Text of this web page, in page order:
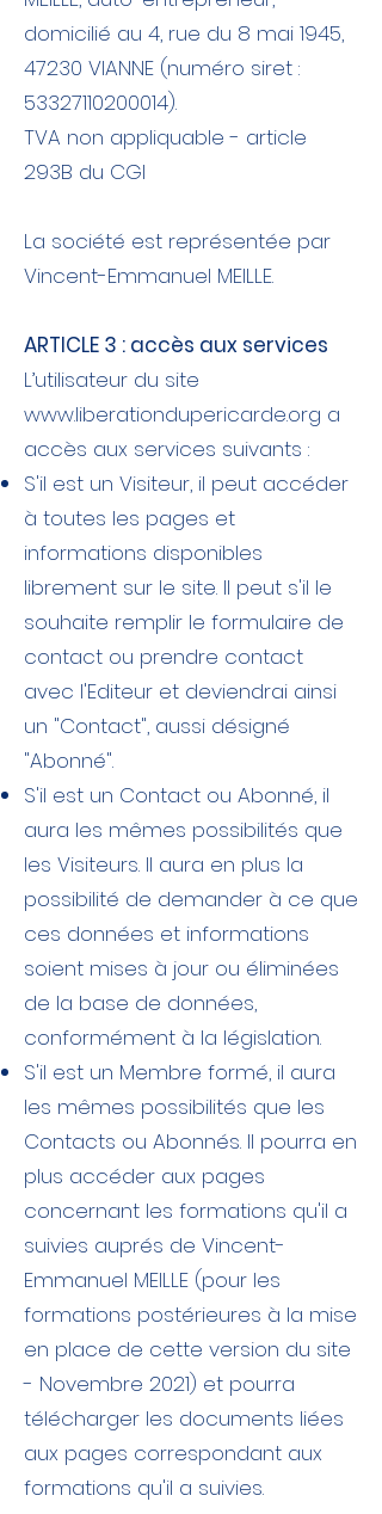
domicilié au 4, rue du 8 mai 1945,
47230 VIANNE (numéro siret :
53327110200014).
TVA non appliquable - article
293B du CGI
La société est représentée par
Vincent-Emmanuel MEILLE.
​ARTICLE 3 : accès aux services
L’utilisateur du site
www.liberationdupericarde.org a
accès aux services suivants :
S'il est un Visiteur, il peut accéder
à toutes les pages et
informations disponibles
librement sur le site. Il peut s'il le
souhaite remplir le formulaire de
contact ou prendre contact
avec l'Editeur et deviendrai ainsi
un "Contact", aussi désigné
"Abonné".
S'il est un Contact ou Abonné, il
aura les mêmes possibilités que
les Visiteurs. Il aura en plus la
possibilité de demander à ce que
ces données et informations
soient mises à jour ou éliminées
de la base de données,
conformément à la législation.
S'il est un Membre formé, il aura
les mêmes possibilités que les
Contacts ou Abonnés. Il pourra en
plus accéder aux pages
concernant les formations qu'il a
suivies auprés de Vincent-
Emmanuel MEILLE (pour les
formations postérieures à la mise
en place de cette version du site
- Novembre 2021) et pourra
télécharger les documents liées
aux pages correspondant aux
formations qu'il a suivies.